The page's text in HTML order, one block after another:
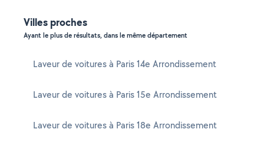
Villes proches
Ayant le plus de résultats, dans le même département
Laveur de voitures à Paris 14e Arrondissement
Laveur de voitures à Paris 15e Arrondissement
Laveur de voitures à Paris 18e Arrondissement